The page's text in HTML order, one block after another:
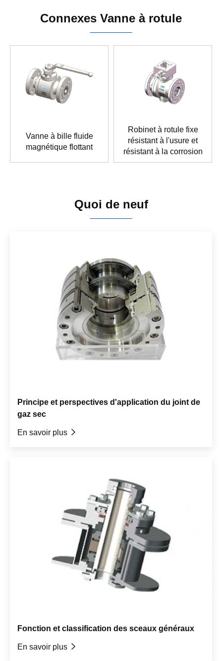
Connexes Vanne à rotule
Vanne à bille fluide
magnétique flottant
Robinet à rotule fixe
résistant à l'usure et
résistant à la corrosion
Quoi de neuf
Principe et perspectives d'application du joint de
gaz sec
En savoir plus 
Fonction et classification des sceaux généraux
En savoir plus 